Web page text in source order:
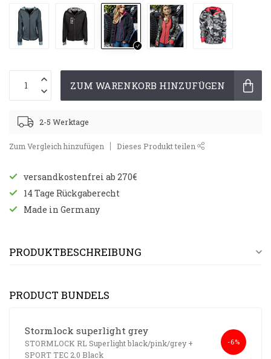
ZUM WARENKORB HINZUFÜGEN
2-5 Werktage
Zum Vergleich hinzufügen Dieses Produkt teilen
versandkostenfrei ab 270€
14 Tage Rückgaberecht
Made in Germany
PRODUKTBESCHREIBUNG
PRODUCT BUNDELS
Stormlock superlight grey
STORMLOCK RL Superlight black/pink/grey +
SPORT TEC 2.0 Black
-6%